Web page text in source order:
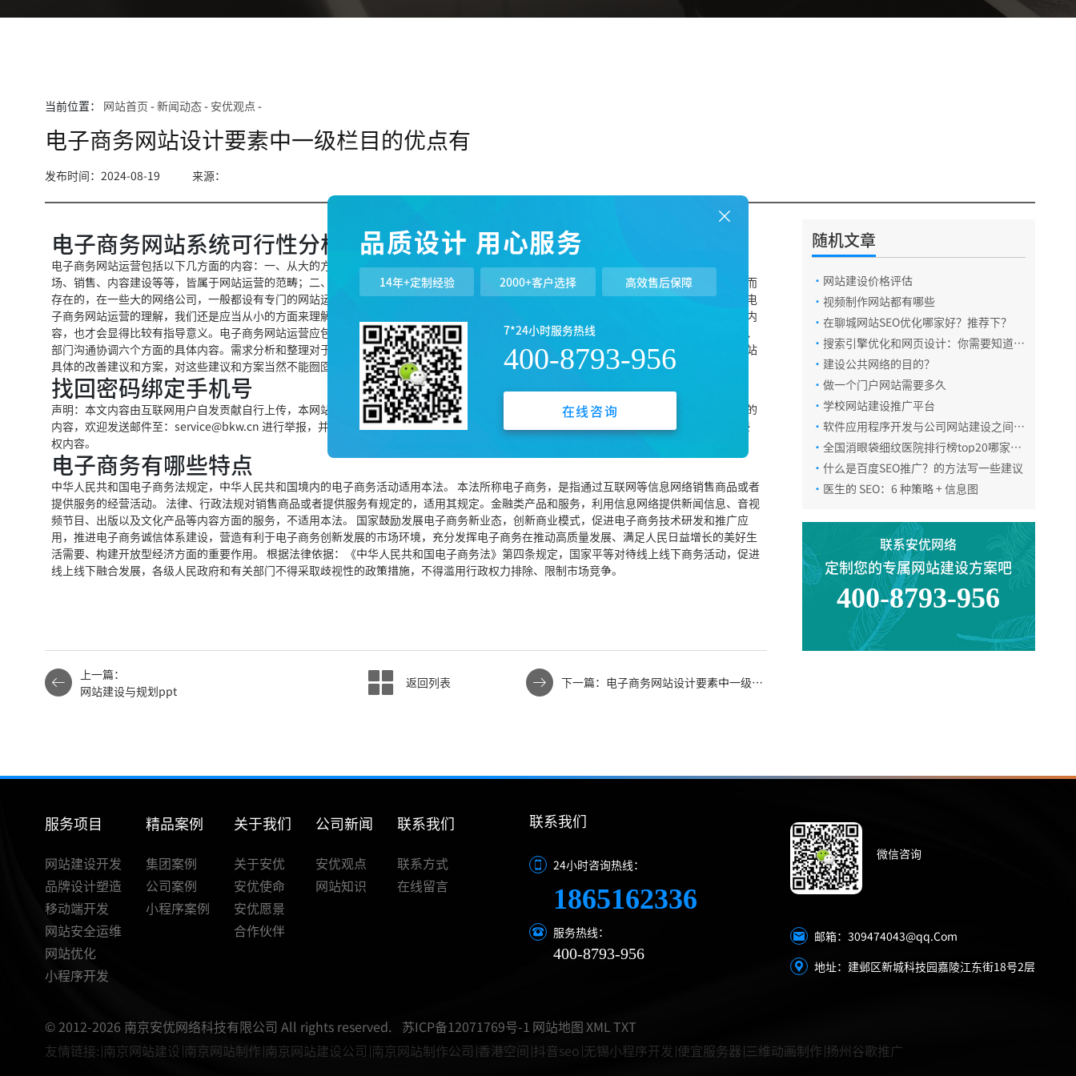
当前位置： 网站首页 -新闻动态- 安优观点 -
电子商务网站设计要素中一级栏目的优点有
发布时间：2024-08-19 来源：
电子商务网站系统可行性分析的主要内容有哪些？
电子商务网站运营包括以下几方面的内容：一、从大的方面来看，电子商务网站运营是一切与网站活动相关的总称，甚至包括技术、美工、市
场、销售、内容建设等等，皆属于网站运营的范畴；二、从小的方面来看，电子商务网站运营却是独立于技术、美工、销售、市场等工作内容而
存在的，在一些大的网络公司，一般都设有专门的网站运营部门，所以，我们常能听到这些网络公司有运营经理、运营总监等职称。显然，对电
子商务网站运营的理解，我们还是应当从小的方面来理解，因为只有这样，才能对具体什么是网站运营进行定义，才能更明确网站运营的具体内
容，也才会显得比较有指导意义。电子商务网站运营应包括网站需求分析和整理、频道内容建设、网站策划、产品维护和改进、效果数据分析、
部门沟通协调六个方面的具体内容。需求分析和整理对于一名电子商务网站运营人员来说，最为重要的就是要了解需求，在此基础上，提出网站
具体的改善建议和方案，对这些建议和方案当然不能囫囵吞枣，眉毛胡子一把抓，而是要与大家一起讨论分析，确认是否具体可行
找回密码绑定手机号
声明：本文内容由互联网用户自发贡献自行上传，本网站不拥有所有权，未作人工编辑处理，也不承担相关法律责任。如果您发现有涉嫌版权的
内容，欢迎发送邮件至：service@bkw.cn 进行举报，并提供相关证据，工作人员会在5个工作日内联系你，一经查实，本站将立刻删除涉嫌侵
权内容。
电子商务有哪些特点
中华人民共和国电子商务法规定，中华人民共和国境内的电子商务活动适用本法。 本法所称电子商务，是指通过互联网等信息网络销售商品或者
提供服务的经营活动。 法律、行政法规对销售商品或者提供服务有规定的，适用其规定。金融类产品和服务，利用信息网络提供新闻信息、音视
频节目、出版以及文化产品等内容方面的服务，不适用本法。 国家鼓励发展电子商务新业态，创新商业模式，促进电子商务技术研发和推广应
用，推进电子商务诚信体系建设，营造有利于电子商务创新发展的市场环境，充分发挥电子商务在推动高质量发展、满足人民日益增长的美好生
活需要、构建开放型经济方面的重要作用。 根据法律依据：《中华人民共和国电子商务法》第四条规定，国家平等对待线上线下商务活动，促进
线上线下融合发展，各级人民政府和有关部门不得采取歧视性的政策措施，不得滥用行政权力排除、限制市场竞争。
上一篇：
网站建设与规划ppt
返回列表
下一篇：电子商务网站设计要素中一级栏
随机文章
· 网站建设价格评估
· 视频制作网站都有哪些
· 在聊城网站SEO优化哪家好？推荐下？
· 搜索引擎优化和网页设计：你需要知道的
一切
· 建设公共网络的目的？
· 做一个门户网站需要多久
· 学校网站建设推广平台
· 软件应用程序开发与公司网站建设之间的
区别
· 全国消眼袋细纹医院排行榜top20哪家医
美机构比较好
· 什么是百度SEO推广？的方法写一些建议
· 医生的 SEO：6 种策略 + 信息图
联系安优网络
定制您的专属网站建设方案吧
400-8793-956
服务项目
网站建设开发
品牌设计塑造
移动端开发
网站安全运维
网站优化
小程序开发
精品案例
集团案例
公司案例
小程序案例
关于我们
关于安优
安优使命
安优愿景
合作伙伴
公司新闻
安优观点
网站知识
联系我们
联系方式
在线留言
联系我们
24小时咨询热线：
18651623366
服务热线：
400-8793-956
微信咨询
邮箱： 309474043@qq.Com
地址：建邺区新城科技园嘉陵江东街18号2层
© 2012-2026 南京安优网络科技有限公司 All rights reserved. 苏ICP备12071769号-1 网站地图XMLTXT
友情链接: 南京网站建设 南京网站制作 南京网站建设公司 南京网站制作公司 香港空间 抖音seo 无锡小程序开发 便宜服务器 三维动画制作 扬州谷歌推广
品质设计 用心服务
14年+定制经验 2000+客户选择 高效售后保障
7*24小时服务热线
400-8793-956
在线咨询